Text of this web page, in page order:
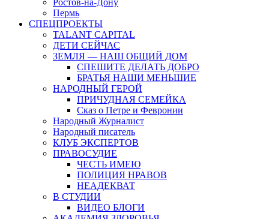
Ростов-на-Дону
Пермь
СПЕЦПРОЕКТЫ
TALANT CAPITAL
ДЕТИ СЕЙЧАС
ЗЕМЛЯ — НАШ ОБЩИЙ ДОМ
СПЕШИТЕ ДЕЛАТЬ ДОБРО
БРАТЬЯ НАШИ МЕНЬШИЕ
НАРОДНЫЙ ГЕРОЙ
ПРИЧУДНАЯ СЕМЕЙКА
Сказ о Петре и Февронии
Народный Журналист
Народный писатель
КЛУБ ЭКСПЕРТОВ
ПРАВОСУДИЕ
ЧЕСТЬ ИМЕЮ
ПОЛИЦИЯ НРАВОВ
НЕАДЕКВАТ
В СТУДИИ
ВИДЕО БЛОГИ